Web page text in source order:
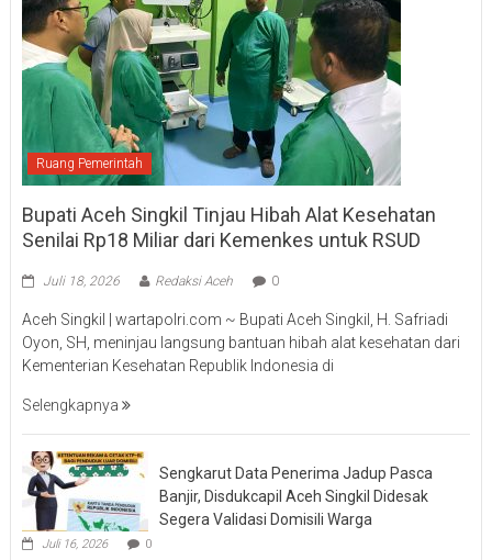
Ruang Pemerintah
Bupati Aceh Singkil Tinjau Hibah Alat Kesehatan
Senilai Rp18 Miliar dari Kemenkes untuk RSUD
Juli 18, 2026 Redaksi Aceh 0
Aceh Singkil | wartapolri.com ~ Bupati Aceh Singkil, H. Safriadi
Oyon, SH, meninjau langsung bantuan hibah alat kesehatan dari
Kementerian Kesehatan Republik Indonesia di
Selengkapnya
Sengkarut Data Penerima Jadup Pasca
Banjir, Disdukcapil Aceh Singkil Didesak
Segera Validasi Domisili Warga
Juli 16, 2026 0